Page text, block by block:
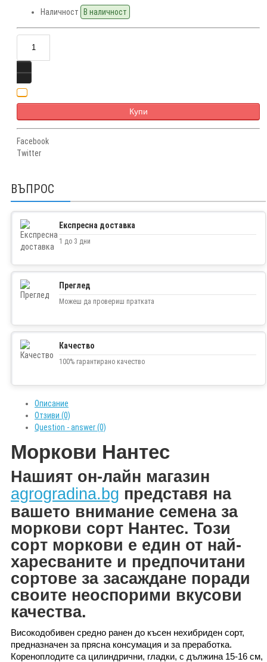
Наличност В наличност
Купи
Facebook
Twitter
ВЪПРОС
Експресна доставка
1 до 3 дни
Преглед
Можеш да провериш пратката
Качество
100% гарантирано качество
Описание
Отзиви (0)
Question - answer (0)
Моркови Нантес
Нашият он-лайн магазин
agrogradina.bg представя на
вашето внимание семена за
моркови сорт Нантес. Този
сорт моркови е един от най-
харесваните и предпочитани
сортове за засаждане поради
своите неоспорими вкусови
качества.
Високодобивен средно ранен до късен нехибриден сорт,
предназначен за прясна консумация и за преработка.
Кореноплодите са цилиндрични, гладки, с дължина 15-16 см,